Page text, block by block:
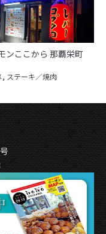
ンここから 那覇栄町
, ステーキ／焼肉